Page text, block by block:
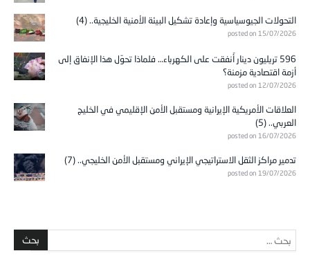
التحولات الجيوسياسية وإعادة تشكيل البيئة الأمنية الخليجية.. (4)
posted on 15/07/2026
596 تريليون دينار أُنفقت على الكهرباء… فلماذا تحوّل هذا الإنفاق إلى
أزمة اقتصادية مزمنة؟
posted on 12/07/2026
العلاقات الأمريكية الإيرانية ومستقبل الأمن الإقليمي في الخليج
العربي.. (5)
posted on 16/07/2026
تدمير مراكز الثقل الاستراتيجي الإيراني ومستقبل الأمن الخليجي.. (7)
posted on 19/07/2026